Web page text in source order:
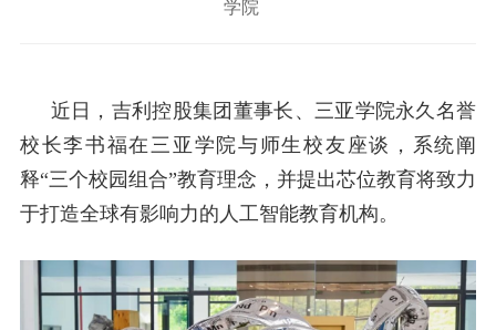
学院
近日，吉利控股集团董事长、三亚学院永久名誉
校长李书福在三亚学院与师生校友座谈，系统阐
释“三个校园组合”教育理念，并提出芯位教育将致力
于打造全球有影响力的人工智能教育机构。